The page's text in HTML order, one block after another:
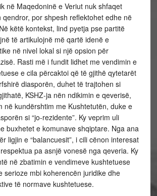
në Maqedoninë e Veriut nuk shfaqet
qendror, por shpesh reflektohet edhe në
këtë kontekst, lind pyetja pse partitë
të artikulojnë më qartë idenë e
në nivel lokal si një opsion për
Rasti më i fundit lidhet me vendimin e
e cila përcaktoi që të gjithë qytetarët
diasporën, duhet të trajtohen si
KSHZ-ja nën ndikimin e qeverisë,
në kundërshtim me Kushtetutën, duke e
si “jo-rezidente”. Ky veprim uli
buxhetet e komunave shqiptare. Nga ana
ligjin e “balancuesit”, i cili cënon interesat
pa asnjë vonesë nga qeveria. Ky
në zbatimin e vendimeve kushtetuese
serioze mbi koherencën juridike dhe
të normave kushtetuese.